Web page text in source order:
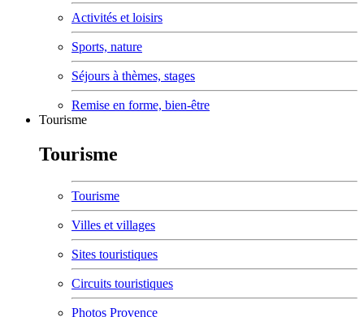
Activités et loisirs
Sports, nature
Séjours à thèmes, stages
Remise en forme, bien-être
Tourisme
Tourisme
Tourisme
Villes et villages
Sites touristiques
Circuits touristiques
Photos Provence